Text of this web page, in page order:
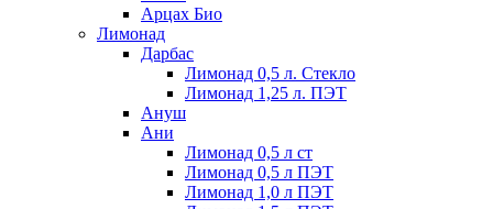
Арцах Био
Лимонад
Дарбас
Лимонад 0,5 л. Стекло
Лимонад 1,25 л. ПЭТ
Ануш
Ани
Лимонад 0,5 л ст
Лимонад 0,5 л ПЭТ
Лимонад 1,0 л ПЭТ